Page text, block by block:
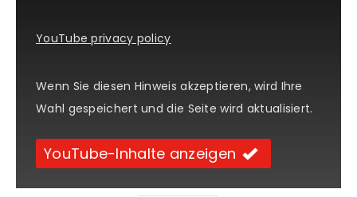
YouTube privacy policy
Wenn Sie diesen Hinweis akzeptieren, wird Ihre
Wahl gespeichert und die Seite wird aktualisiert.
YouTube-Inhalte anzeigen